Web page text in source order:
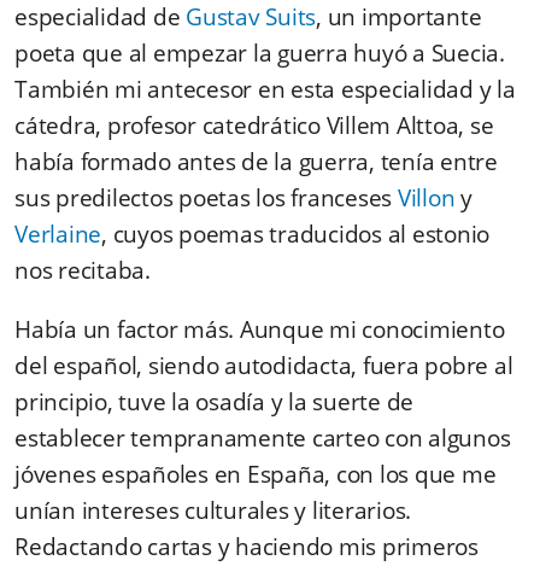
especialidad de Gustav Suits, un importante
poeta que al empezar la guerra huyó a Suecia.
También mi antecesor en esta especialidad y la
cátedra, profesor catedrático Villem Alttoa, se
había formado antes de la guerra, tenía entre
sus predilectos poetas los francesesVillony
Verlaine, cuyos poemas traducidos al estonio
nos recitaba.
Había un factor más. Aunque mi conocimiento
del español, siendo autodidacta, fuera pobre al
principio, tuve la osadía y la suerte de
establecer tempranamente carteo con algunos
jóvenes españoles en España, con los que me
unían intereses culturales y literarios.
Redactando cartas y haciendo mis primeros